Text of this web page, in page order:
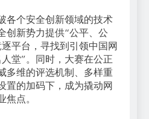
个安全创新领域的技术
创新势力提供“公平、公
平台，寻找到引领中国网
堂”。同时，大赛在公正
多维的评选机制、多样重
置的加码下，成为撬动网
点。